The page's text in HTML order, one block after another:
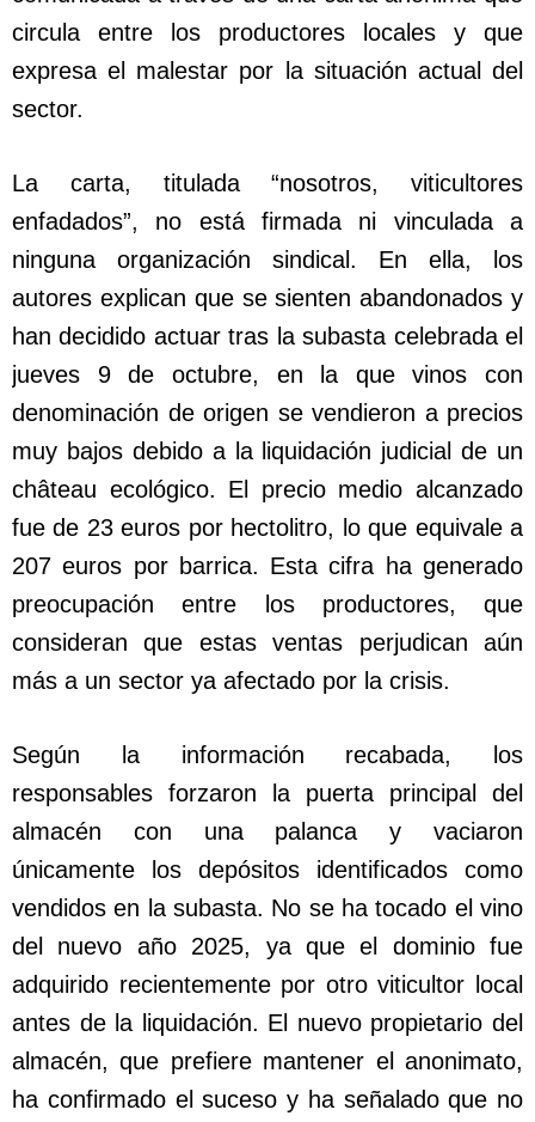
circula entre los productores locales y que
expresa el malestar por la situación actual del
sector.
La carta, titulada “nosotros, viticultores
enfadados”, no está firmada ni vinculada a
ninguna organización sindical. En ella, los
autores explican que se sienten abandonados y
han decidido actuar tras la subasta celebrada el
jueves 9 de octubre, en la que vinos con
denominación de origen se vendieron a precios
muy bajos debido a la liquidación judicial de un
château ecológico. El precio medio alcanzado
fue de 23 euros por hectolitro, lo que equivale a
207 euros por barrica. Esta cifra ha generado
preocupación entre los productores, que
consideran que estas ventas perjudican aún
más a un sector ya afectado por la crisis.
Según la información recabada, los
responsables forzaron la puerta principal del
almacén con una palanca y vaciaron
únicamente los depósitos identificados como
vendidos en la subasta. No se ha tocado el vino
del nuevo año 2025, ya que el dominio fue
adquirido recientemente por otro viticultor local
antes de la liquidación. El nuevo propietario del
almacén, que prefiere mantener el anonimato,
ha confirmado el suceso y ha señalado que no